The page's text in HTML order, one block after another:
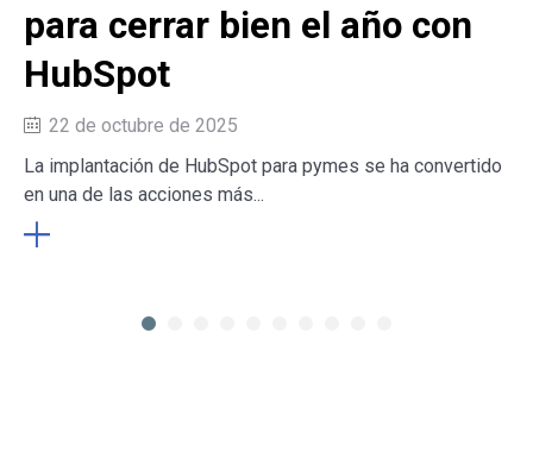
para cerrar bien el año con
HubSpot
22 de octubre de 2025
La implantación de HubSpot para pymes se ha convertido
en una de las acciones más...